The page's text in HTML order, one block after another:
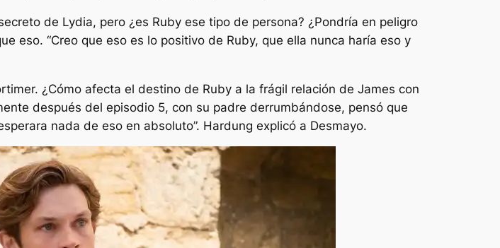
de Lydia, pero ¿es Ruby ese tipo de persona? ¿Pondría en peligro
eso. “Creo que eso es lo positivo de Ruby, que ella nunca haría eso y
¿Cómo afecta el destino de Ruby a la frágil relación de James con
después del episodio 5, con su padre derrumbándose, pensó que
nada de eso en absoluto”. Hardung explicó a Desmayo.